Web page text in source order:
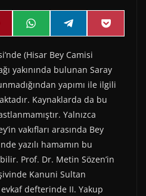
s
Share
on
W
h
t
s
A
p
p
Share
on
e
e
g
r
a
m
Share
on
P
o
e
t
(Hisar Bey Camisi
yakınında bulunan Saray
yapımı ile ilgili
Kaynaklarda da bu
Yalnızca
vakıfları arasında Bey
yazılı hamamın bu
Prof. Dr. Metin Sözen’in
Kanuni Sultan
defterinde II. Yakup